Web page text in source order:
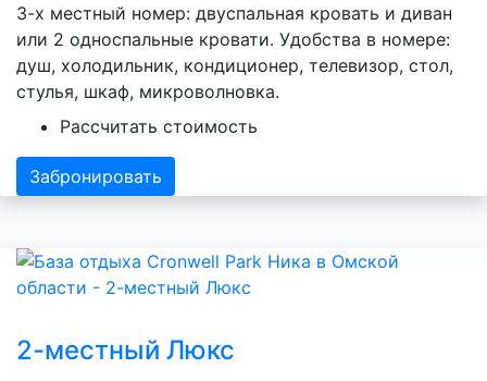
3-х местный номер: двуспальная кровать и диван
или 2 односпальные кровати. Удобства в номере:
душ, холодильник, кондиционер, телевизор, стол,
стулья, шкаф, микроволновка.
Рассчитать стоимость
Забронировать
2-местный Люкс